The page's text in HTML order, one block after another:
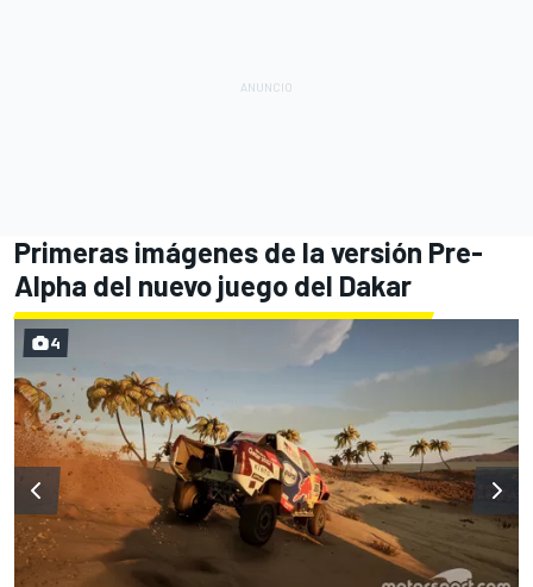
Primeras imágenes de la versión Pre-
Alpha del nuevo juego del Dakar
4